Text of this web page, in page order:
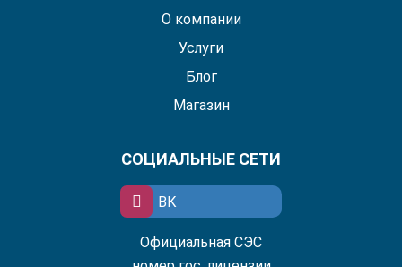
О компании
Услуги
Блог
Магазин
СОЦИАЛЬНЫЕ СЕТИ
ВК
Официальная СЭС